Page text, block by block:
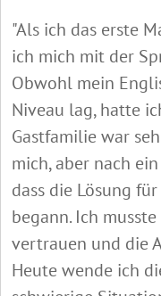
"Als ich das erste
ich mich mit der
Obwohl mein
Niveau lag, hatte
Gastfamilie war
mich, aber nach
dass die Lösung
begann. Ich
vertrauen und die
Heute wende ich